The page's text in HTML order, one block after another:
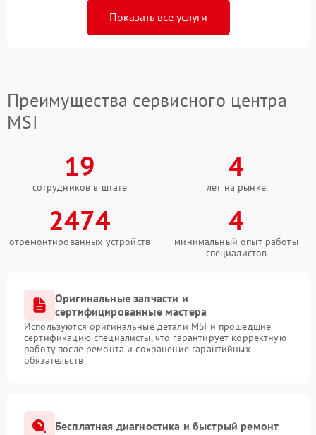
Показать все услуги
Преимущества сервисного центра
MSI
19
сотрудников в штате
4
лет на рынке
2474
отремонтированных устройств
4
минимальный опыт работы
специалистов
Оригинальные запчасти и
сертифицированные мастера
Используются оригинальные детали MSI и прошедшие
сертификацию специалисты, что гарантирует корректную
работу после ремонта и сохранение гарантийных
обязательств
Бесплатная диагностика и быстрый ремонт